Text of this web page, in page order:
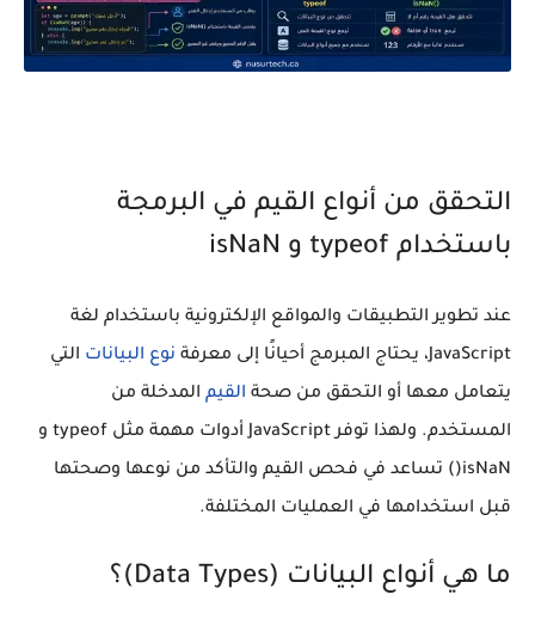
التحقق من أنواع القيم في البرمجة
باستخدام typeof و isNaN
عند تطوير التطبيقات والمواقع الإلكترونية باستخدام لغة
JavaScript، يحتاج المبرمج أحيانًا إلى معرفة
نوع البيانات التي
يتعامل معها أو التحقق من صحة القيم المدخلة من
المستخدم. ولهذا توفر JavaScript أدوات مهمة مثل typeof و
isNaN() تساعد في فحص القيم والتأكد من نوعها وصحتها
قبل استخدامها في العمليات المختلفة.
ما هي أنواع البيانات (Data Types)؟